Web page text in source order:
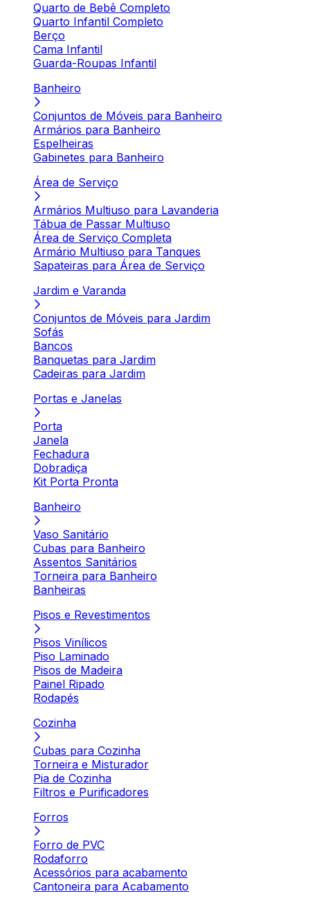
Quarto de Bebê Completo
Quarto Infantil Completo
Berço
Cama Infantil
Guarda-Roupas Infantil
Banheiro
Conjuntos de Móveis para Banheiro
Armários para Banheiro
Espelheiras
Gabinetes para Banheiro
Área de Serviço
Armários Multiuso para Lavanderia
Tábua de Passar Multiuso
Área de Serviço Completa
Armário Multiuso para Tanques
Sapateiras para Área de Serviço
Jardim e Varanda
Conjuntos de Móveis para Jardim
Sofás
Bancos
Banquetas para Jardim
Cadeiras para Jardim
Portas e Janelas
Porta
Janela
Fechadura
Dobradiça
Kit Porta Pronta
Banheiro
Vaso Sanitário
Cubas para Banheiro
Assentos Sanitários
Torneira para Banheiro
Banheiras
Pisos e Revestimentos
Pisos Vinílicos
Piso Laminado
Pisos de Madeira
Painel Ripado
Rodapés
Cozinha
Cubas para Cozinha
Torneira e Misturador
Pia de Cozinha
Filtros e Purificadores
Forros
Forro de PVC
Rodaforro
Acessórios para acabamento
Cantoneira para Acabamento